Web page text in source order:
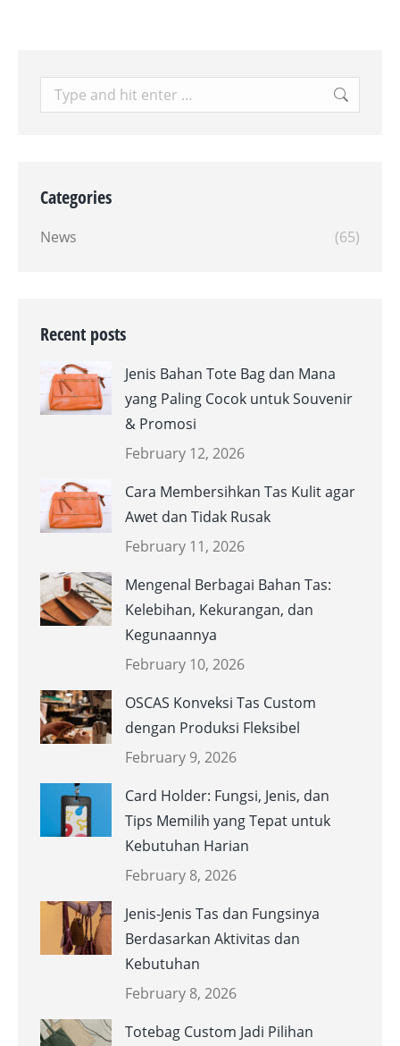
Search:
Categories
News (65)
Recent posts
Jenis Bahan Tote Bag dan Mana
yang Paling Cocok untuk Souvenir
& Promosi
February 12, 2026
Cara Membersihkan Tas Kulit agar
Awet dan Tidak Rusak
February 11, 2026
Mengenal Berbagai Bahan Tas:
Kelebihan, Kekurangan, dan
Kegunaannya
February 10, 2026
OSCAS Konveksi Tas Custom
dengan Produksi Fleksibel
February 9, 2026
Card Holder: Fungsi, Jenis, dan
Tips Memilih yang Tepat untuk
Kebutuhan Harian
February 8, 2026
Jenis-Jenis Tas dan Fungsinya
Berdasarkan Aktivitas dan
Kebutuhan
February 8, 2026
Totebag Custom Jadi Pilihan